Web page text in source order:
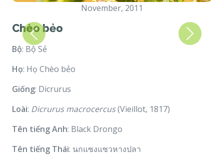
November, 2011
Chèo bẻo
Bộ: Bộ Sẻ
Họ: Họ Chèo bẻo
Giống: Dicrurus
Loài: Dicrurus macrocercus(Vieillot, 1817)
Tên tiếng Anh: Black Drongo
Tên tiếng Thái: นกแซงแซวหางปลา
Previous Next